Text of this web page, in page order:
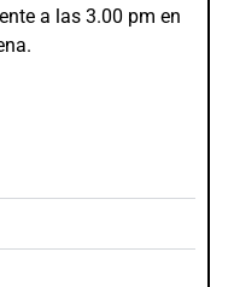
a las 3.00 pm en